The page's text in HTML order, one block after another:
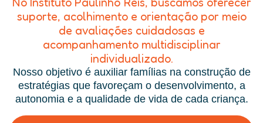
suporte, acolhimento e orientação por meio
de avaliações cuidadosas e
acompanhamento multidisciplinar
individualizado.
Nosso objetivo é auxiliar famílias na construção de
estratégias que favoreçam o desenvolvimento, a
autonomia e a qualidade de vida de cada criança.